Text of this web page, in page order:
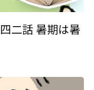
二話 暑期は暑